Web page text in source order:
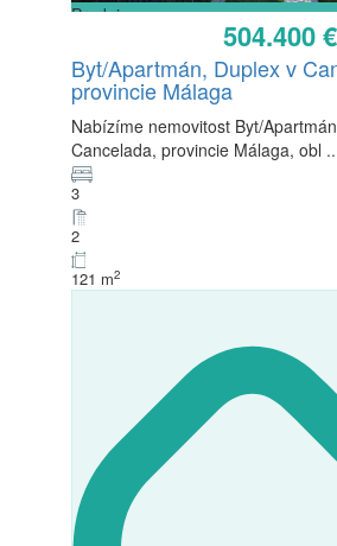
Prodej
504.400 €
Byt/Apartmán, Duplex v
provincie Málaga
Nabízíme nemovitost Byt/
Cancelada, provincie Málaga, obl
3
2
121 m2